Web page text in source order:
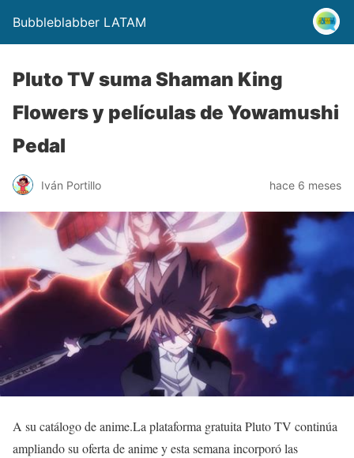
Bubbleblabber LATAM
Pluto TV suma Shaman King
Flowers y películas de Yowamushi
Pedal
Iván Portillo hace 6 meses
A su catálogo de anime.La plataforma gratuita Pluto TV continúa
ampliando su oferta de anime y esta semana incorporó las